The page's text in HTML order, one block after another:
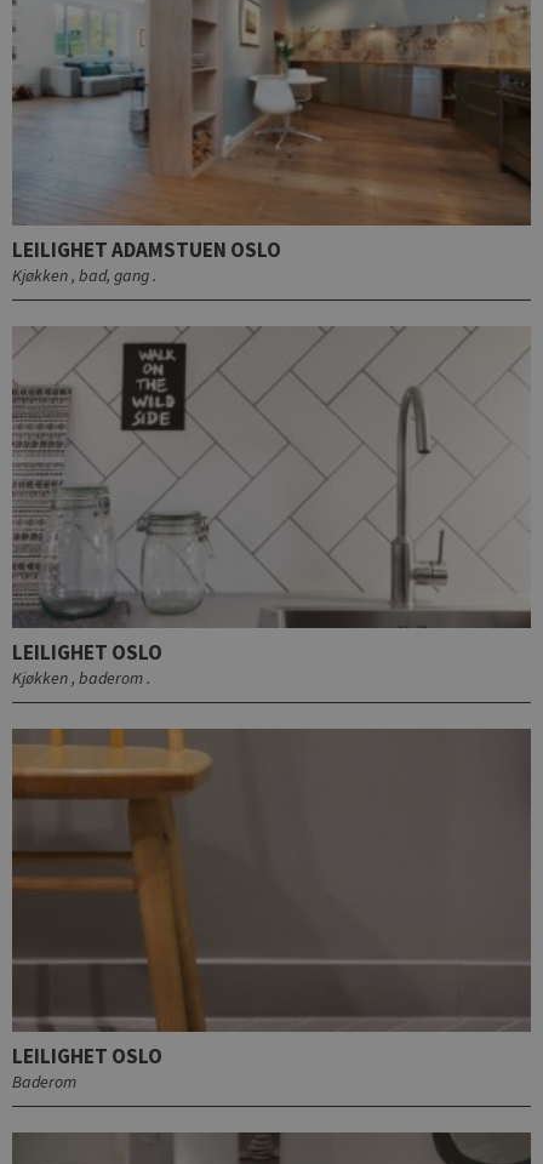
LEILIGHET ADAMSTUEN OSLO
Kjøkken , bad, gang .
LEILIGHET OSLO
Kjøkken , baderom .
LEILIGHET OSLO
Baderom